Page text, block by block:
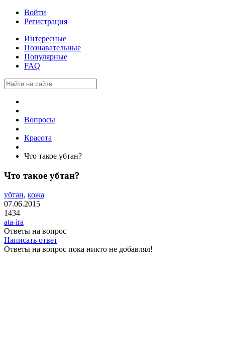
Войти
Регистрация
Интересные
Познавательные
Популярные
FAQ
Вопросы
Красота
Что такое убтан?
Что такое убтан?
убтан, кожа
07.06.2015
1434
ata-ira
Ответы на вопрос
Написать ответ
Ответы на вопрос пока никто не добавлял!